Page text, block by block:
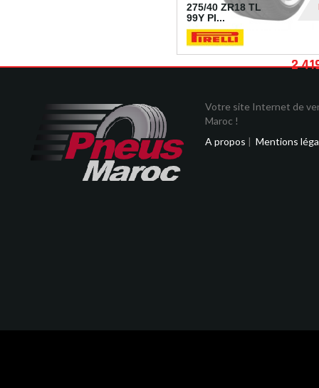
275/40 ZR18 TL
99Y PI...
2
Votre site Internet de
Maroc !
A propos | Mentions